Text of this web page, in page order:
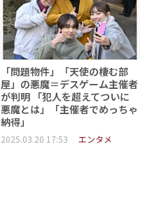
「問題物件」「天使の棲む部
屋」の悪魔＝デスゲーム主催者
が判明 「犯人を超えてついに
悪魔とは」「主催者でめっちゃ
納得」
2025.03.20 17:53 エンタメ